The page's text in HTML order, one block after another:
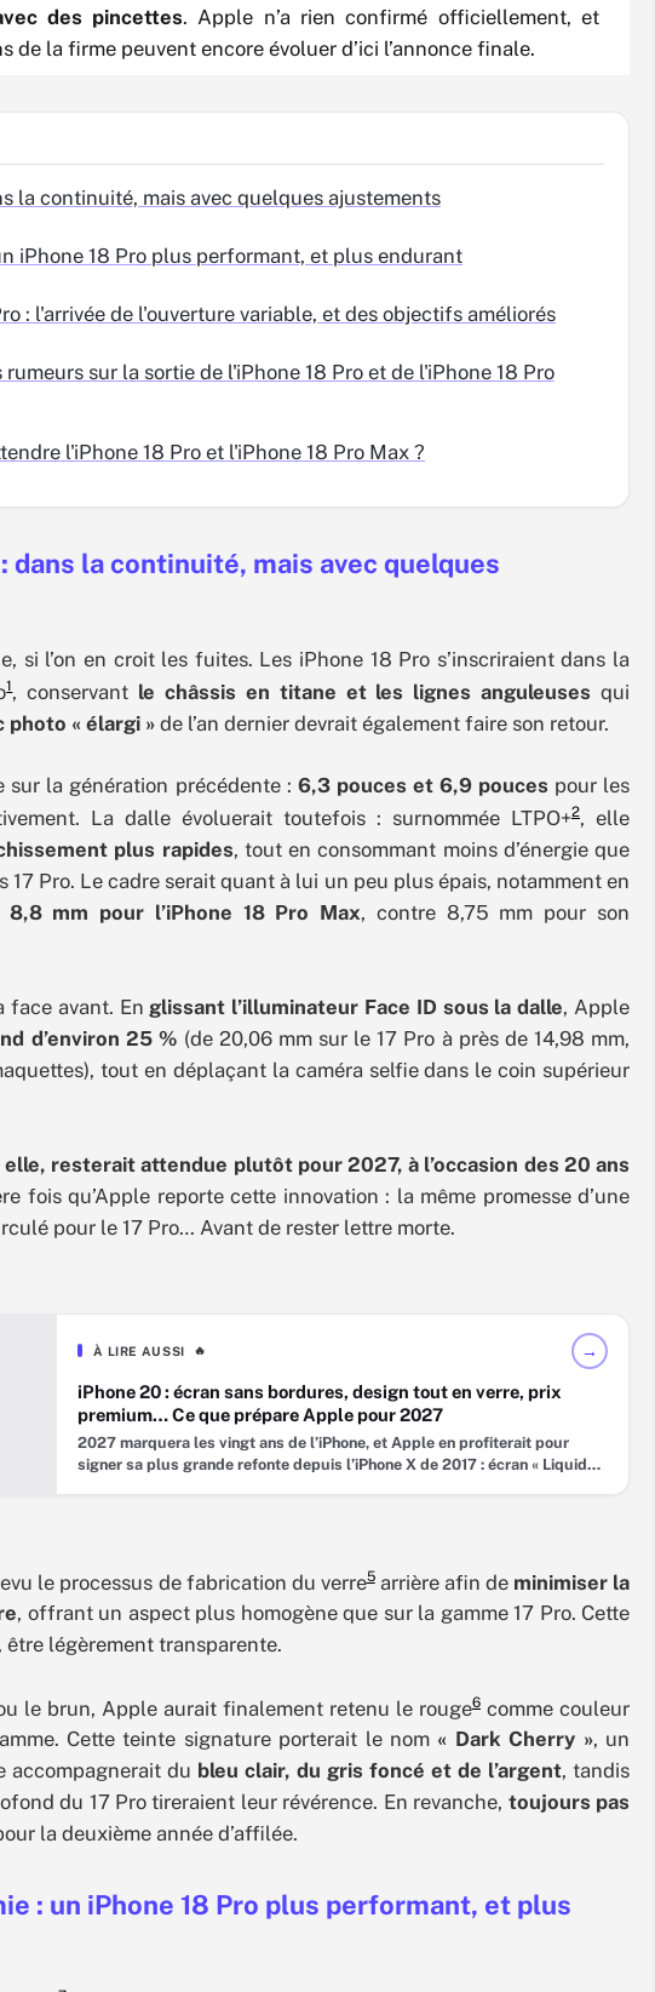
des pincettes. Apple n’a rien confirmé officiellement, et
de la firme peuvent encore évoluer d’ici l’annonce finale.
la continuité, mais avec quelques ajustements
iPhone 18 Pro plus performant, et plus endurant
: l'arrivée de l'ouverture variable, et des objectifs améliorés
sur la sortie de l'iPhone 18 Pro et de l'iPhone 18 Pro
l'iPhone 18 Pro et l'iPhone 18 Pro Max ?
dans la continuité, mais avec quelques
si l’on en croit les fuites. Les iPhone 18 Pro s’inscriraient dans la
1, conservant le châssis en titane et les lignes anguleuses qui
photo « élargi » de l’an dernier devrait également faire son retour.
sur la génération précédente : 6,3 pouces et 6,9 pouces pour les
La dalle évoluerait toutefois : surnommée LTPO+2, elle
plus rapides, tout en consommant moins d’énergie que
17 Pro. Le cadre serait quant à lui un peu plus épais, notamment en
8,8 mm pour l’iPhone 18 Pro Max, contre 8,75 mm pour son
face avant. En glissant l’illuminateur Face ID sous la dalle, Apple
d’environ 25 % (de 20,06 mm sur le 17 Pro à près de 14,98 mm,
tout en déplaçant la caméra selfie dans le coin supérieur
resterait attendue plutôt pour 2027, à l’occasion des 20 ans
fois qu’Apple reporte cette innovation : la même promesse d’une
pour le 17 Pro… Avant de rester lettre morte.
À LIRE AUSSI 🔥 →
iPhone 20 : écran sans bordures, design tout en verre, prix
premium… Ce que prépare Apple pour 2027
2027 marquera les vingt ans de l’iPhone, et Apple en profiterait pour
signer sa plus grande refonte depuis l’iPhone X de 2017 : écran « Liquid
le processus de fabrication du verre5arrière afin de minimiser la
, offrant un aspect plus homogène que sur la gamme 17 Pro. Cette
légèrement transparente.
le brun, Apple aurait finalement retenu le rouge6 comme couleur
Cette teinte signature porterait le nom « Dark Cherry », un
accompagnerait du bleu clair, du gris foncé et de l’argent, tandis
du 17 Pro tireraient leur révérence. En revanche, toujours pas
la deuxième année d’affilée.
: un iPhone 18 Pro plus performant, et plus